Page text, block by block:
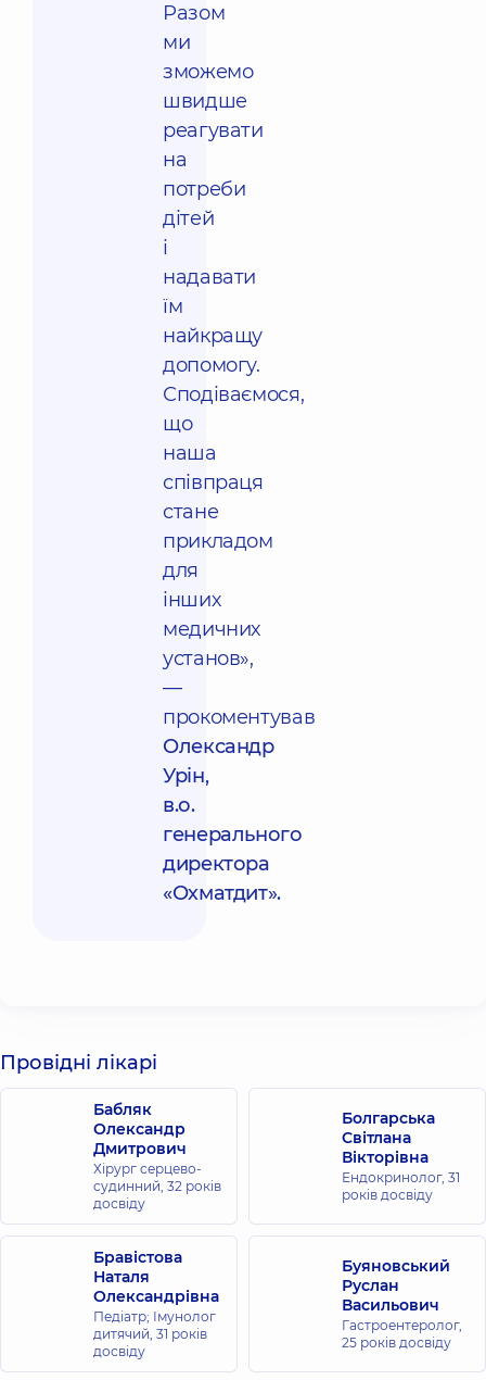
Разом
ми
зможемо
швидше
реагувати
на
потреби
дітей
і
надавати
їм
найкращу
допомогу.
Сподіваємося,
що
наша
співпраця
стане
прикладом
для
інших
медичних
установ» ,
—
прокоментував
Олександр
Урін,
в.о.
генерального
директора
«Охматдит».
Провідні лікарі
Бабляк
Олександр
Дмитрович
Хірург серцево-
судинний, 32 років
досвіду
Болгарська
Світлана
Вікторівна
Ендокринолог, 31
років досвіду
Бравістова
Наталя
Олександрівна
Педіатр; Імунолог
дитячий, 31 років
досвіду
Буяновський
Руслан
Васильович
Гастроентеролог,
25 років досвіду